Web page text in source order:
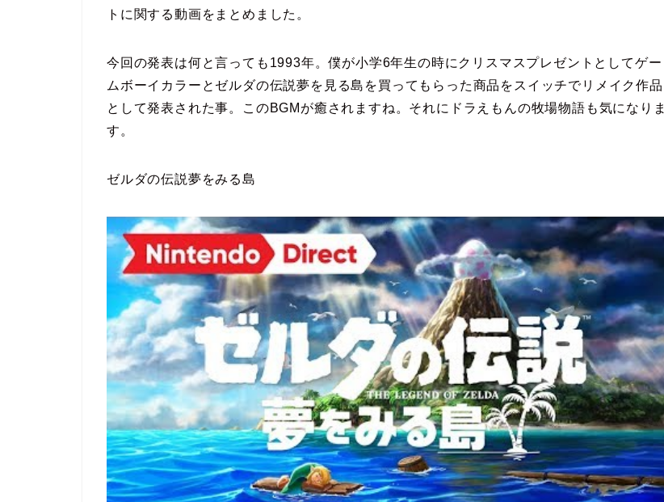
トに関する動画をまとめました。
今回の発表は何と言っても1993年。僕が小学6年生の時にクリスマスプレゼントとしてゲー
ムボーイカラーとゼルダの伝説夢を見る島を買ってもらった商品をスイッチでリメイク作品
として発表された事。このBGMが癒されますね。それにドラえもんの牧場物語も気になりま
す。
ゼルダの伝説夢をみる島